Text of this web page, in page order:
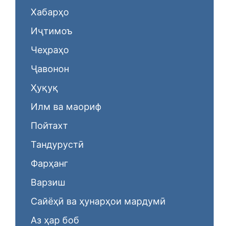
Хабарҳо
Иҷтимоъ
Чеҳраҳо
Ҷавонон
Ҳуқуқ
Илм ва маориф
Пойтахт
Тандурустӣ
Фарҳанг
Варзиш
Сайёҳӣ ва ҳунарҳои мардумӣ
Аз ҳар боб